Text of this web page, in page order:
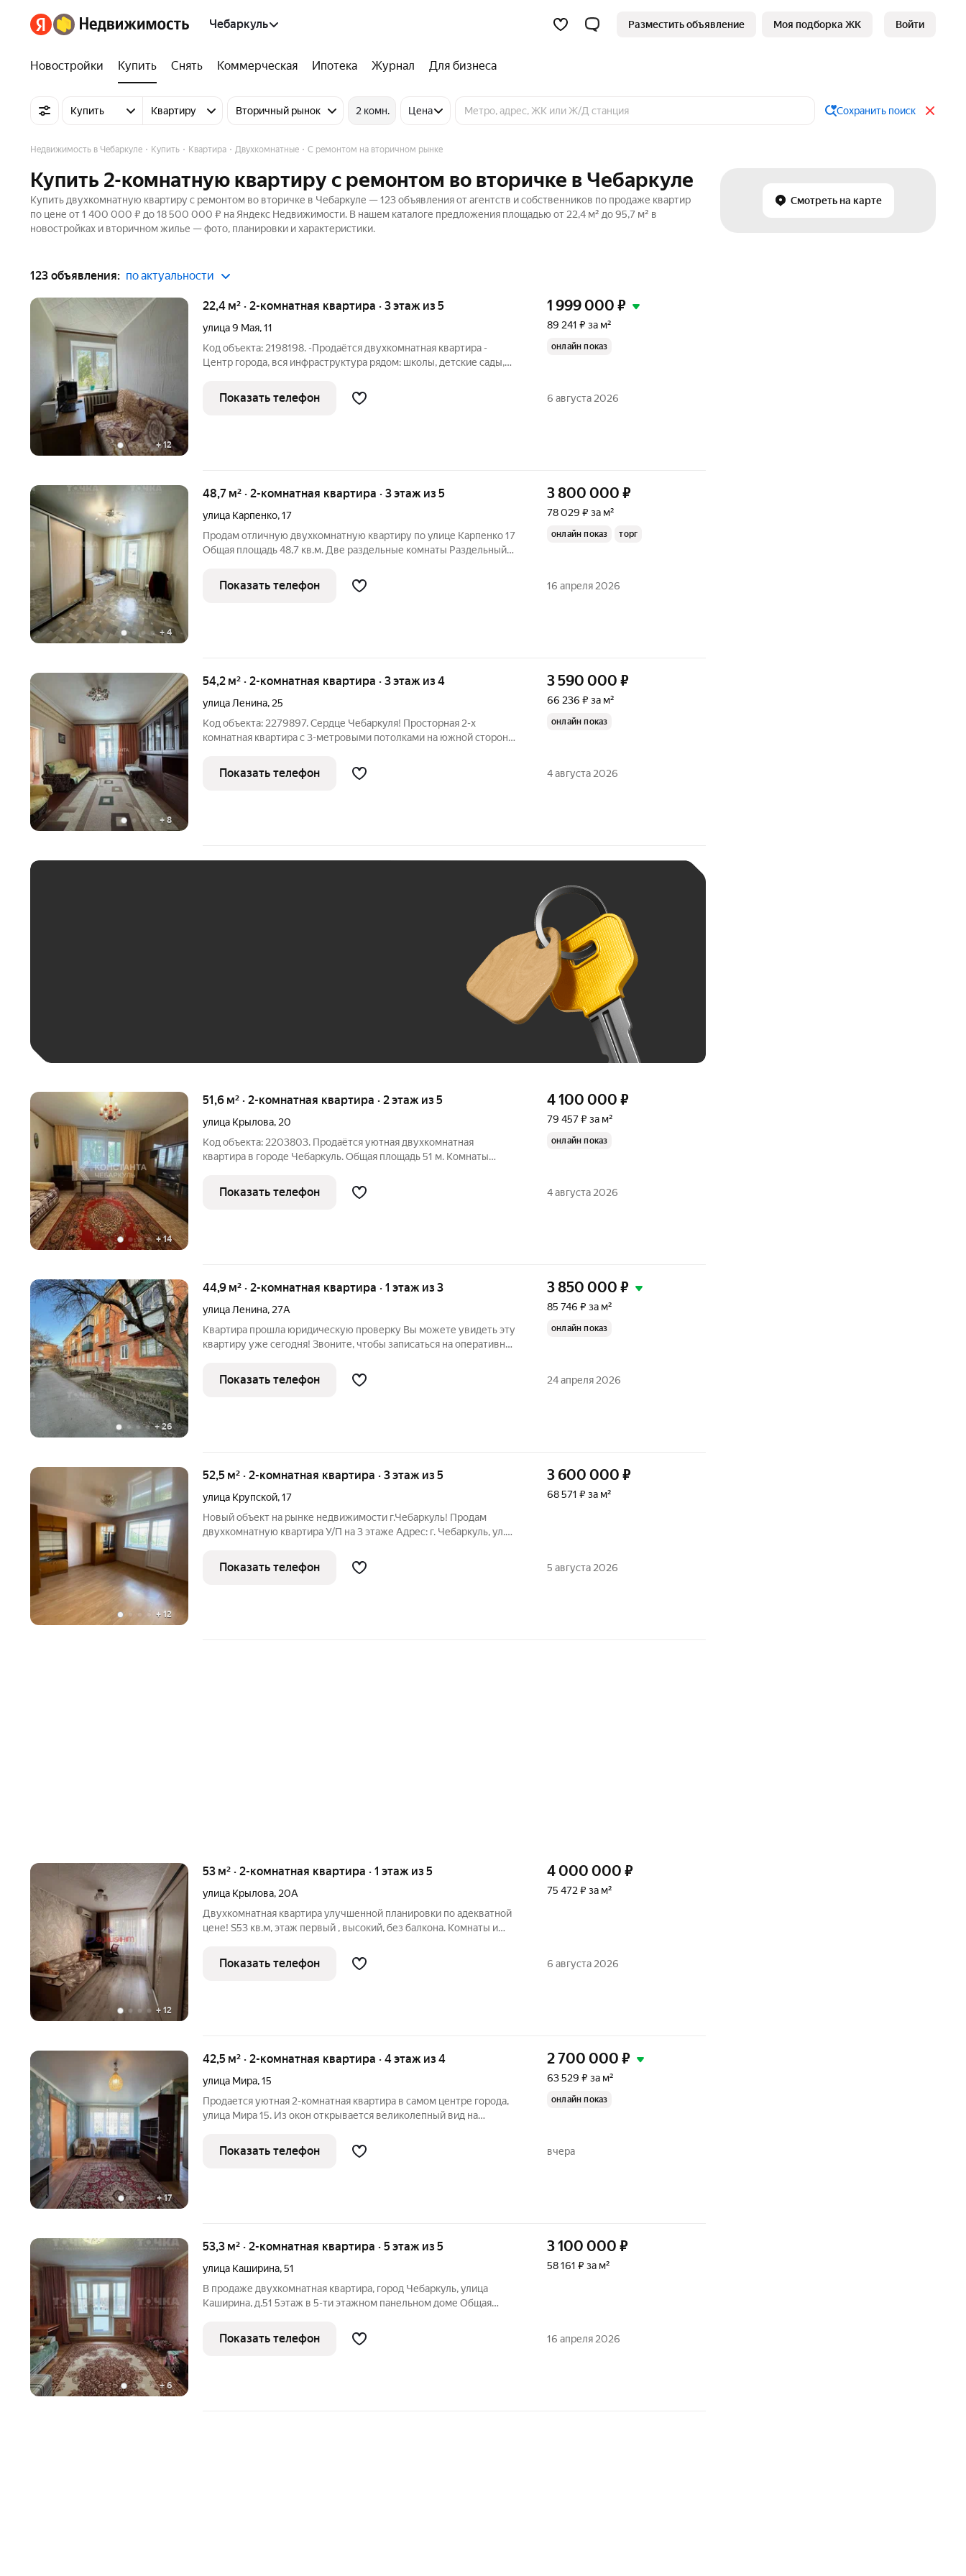
Чебаркуль Разместить объявление Моя подборка ЖК Войти
Новостройки Купить Снять Коммерческая Ипотека Журнал Для бизнеса
Купить Квартиру Вторичный рынок 2 комн. Цена Сохранить поиск
Смотреть на карте
Недвижимость в Чебаркуле Купить Квартира Двухкомнатные С ремонтом на вторичном рынке
Купить 2-комнатную квартиру с ремонтом во вторичке в Чебаркуле
Купить двухкомнатную квартиру с ремонтом во вторичке в Чебаркуле — 123 объявления от агентств и собственников по продаже квартир
по цене от 1 400 000 ₽ до 18 500 000 ₽ на Яндекс Недвижимости. В нашем каталоге предложения площадью от 22,4 м² до 95,7 м² в
новостройках и вторичном жилье — фото, планировки и характеристики.
123 объявления: по актуальности
+12
22,4 м² · 2-комнатная квартира · 3 этаж из 5
улица 9 Мая,11
Код объекта: 2198198. -Продаётся двухкомнатная квартира -
Центр города, вся инфраструктура рядом: школы, детские сады,
доступности. - Общая площадь 22 кв. м -Квартира тёплая -Соседи
тихие -
1 999 000 ₽
89 241 ₽ за м²
онлайн показ
Показать телефон 6 августа 2026
+4
48,7 м² · 2-комнатная квартира · 3 этаж из 5
улица Карпенко,17
Продам отличную двухкомнатную квартиру по улице Карпенко 17
Общая площадь 48,7 кв.м. Две раздельные комнаты Раздельный
дома Отличный вариант для семей с детьми. Рядом с домом
школа, детские
3 800 000 ₽
78 029 ₽ за м²
онлайн показ торг
Показать телефон 16 апреля 2026
+ 8
54,2 м² · 2-комнатная квартира · 3 этаж из 4
улица Ленина, 25
Код объекта: 2279897. Сердце Чебаркуля! Просторная 2-х
комнатная квартира с 3-метровыми потолками на южной стороне,
квартира в самом центре города. Идеальный вариант для семьи
или для тех,
3 590 000 ₽
66 236 ₽ за м²
онлайн показ
Показать телефон 4 августа 2026
+14
51,6 м² · 2-комнатная квартира · 2 этаж из 5
улица Крылова, 20
Код объекта: 2203803. Продаётся уютная двухкомнатная
квартира в городе Чебаркуль. Общая площадь 51 м. Комнаты
большой балкон В квартире выполнен качественный ремонт
можно заезжать и
4 100 000 ₽
79 457 ₽ за м²
онлайн показ
Показать телефон 4 августа 2026
+26
44,9 м² · 2-комнатная квартира · 1 этаж из 3
улица Ленина, 27А
Квартира прошла юридическую проверку Вы можете увидеть эту
квартиру уже сегодня! Звоните, чтобы записаться на оперативный
3 850 000 ₽
85 746 ₽ за м²
онлайн показ
Показать телефон 24 апреля 2026
+ 12
52,5 м² · 2-комнатная квартира · 3 этаж из 5
улица Крупской,17
Новый объект на рынке недвижимости г.Чебаркуль! Продам
двухкомнатную квартира У/П на 3 этаже Адрес: г. Чебаркуль, ул.
на разные стороны света, что обеспечивает максимум
естественного освещения
3 600 000 ₽
68 571 ₽ за м²
Показать телефон 5 августа 2026
+ 12
53 м² · 2-комнатная квартира · 1 этаж из 5
улица Крылова, 20А
Двухкомнатная квартира улучшенной планировки по адекватной
цене! S53 кв.м, этаж первый , высокий, без балкона. Комнаты и
дома, вид из окон восток-запад. Ремонт косметический, все чисто,
4 000 000 ₽
75 472 ₽ за м²
Показать телефон 6 августа 2026
+17
42,5 м² · 2-комнатная квартира · 4 этаж из 4
улица Мира,15
Продается уютная 2-комнатная квартира в самом центре города,
улица Мира 15. Из окон открывается великолепный вид на
и событий. Хрущевка, дом кирпичный Площадь 42,5 кв.м. 4 этаж в
2 700 000 ₽
63 529 ₽ за м²
онлайн показ
Показать телефон вчера
+6
53,3 м² · 2-комнатная квартира · 5 этаж из 5
улица Каширина,51
В продаже двухкомнатная квартира, город Чебаркуль, улица
Каширина, д.51 5этаж в 5-ти этажном панельном доме Общая
остальная мебель по договоренности Коммуникации: проводка,
сантехника,
3 100 000 ₽
58 161 ₽ за м²
Показать телефон 16 апреля 2026